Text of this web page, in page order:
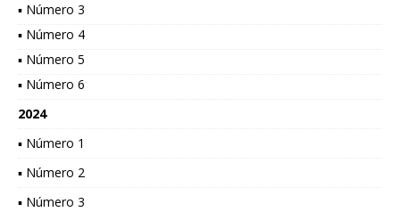
▪ Número 3
▪ Número 4
▪ Número 5
▪ Número 6
2024
▪ Número 1
▪ Número 2
▪ Número 3